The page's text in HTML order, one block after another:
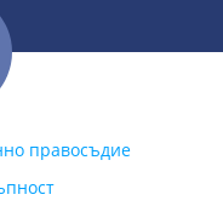
правосъдие